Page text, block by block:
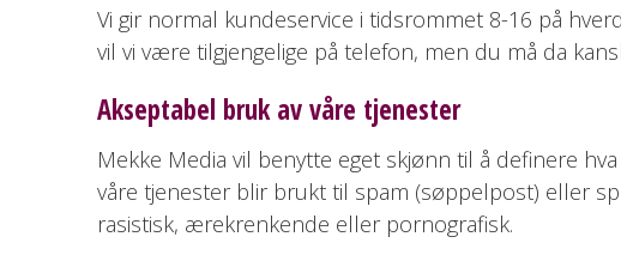
Vi gir normal kundeservice i tidsrommet 8-16 på
vil vi være tilgjengelige på telefon, men du må da
Akseptabel bruk av våre tjenester
Mekke Media vil benytte eget skjønn til å definere
våre tjenester blir brukt til spam (søppelpost) eller
rasistisk, ærekrenkende eller pornografisk.